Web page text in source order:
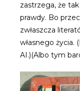
zastrzega, że
prawdy. Bo
zwłaszcza
własnego
AI.)(Albo tym